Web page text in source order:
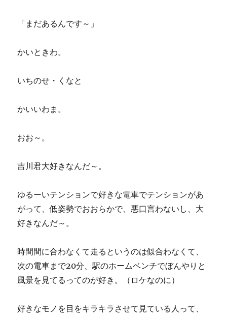
「まだあるんです～」
かいときわ。
いちのせ・くなと
かいいわま。
おお～。
吉川君大好きなんだ～。
ゆるーいテンションで好きな電車でテンションがあ
がって、低姿勢でおおらかで、悪口言わないし、大
好きなんだ～。
時間間に合わなくて走るというのは似合わなくて、
次の電車まで20分、駅のホームベンチでぼんやりと
風景を見てるってのが好き。（ロケなのに）
好きなモノを目をキラキラさせて見ている人って、